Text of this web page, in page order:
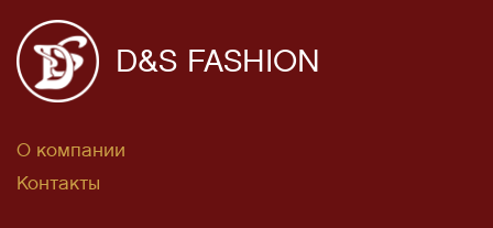
D&S FASHION
О компании
Контакты